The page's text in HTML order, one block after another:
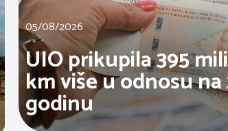
05/08/2026
UIO prikupila 395
km više u odnosu na
godinu